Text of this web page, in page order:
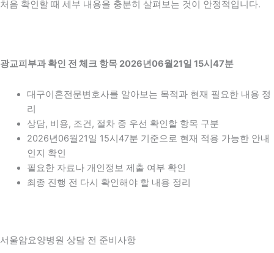
처음 확인할 때 세부 내용을 충분히 살펴보는 것이 안정적입니다.
광교피부과 확인 전 체크 항목 2026년06월21일 15시47분
대구이혼전문변호사를 알아보는 목적과 현재 필요한 내용 정
리
상담, 비용, 조건, 절차 중 우선 확인할 항목 구분
2026년06월21일 15시47분 기준으로 현재 적용 가능한 안내
인지 확인
필요한 자료나 개인정보 제출 여부 확인
최종 진행 전 다시 확인해야 할 내용 정리
서울암요양병원 상담 전 준비사항